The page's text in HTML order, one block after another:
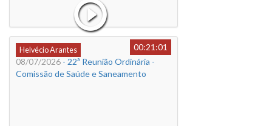
Helvécio Arantes
00:21:01
08/07/2026 - 22ª Reunião Ordinária -
Comissão de Saúde e Saneamento